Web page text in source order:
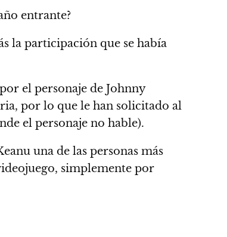
entrante?
la participación que se había
el personaje de Johnny
por lo que le han solicitado al
el personaje no hable).
una de las personas más
simplemente por